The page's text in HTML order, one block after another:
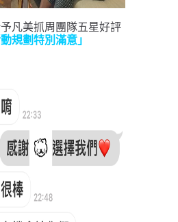
凡美抓周團隊五星好評
規劃特別滿意」